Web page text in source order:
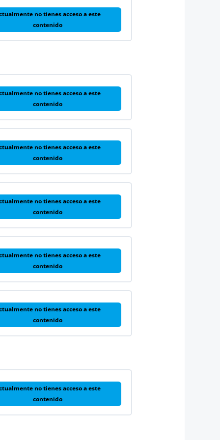
no tienes acceso a este
contenido
no tienes acceso a este
contenido
no tienes acceso a este
contenido
no tienes acceso a este
contenido
no tienes acceso a este
contenido
no tienes acceso a este
contenido
no tienes acceso a este
contenido